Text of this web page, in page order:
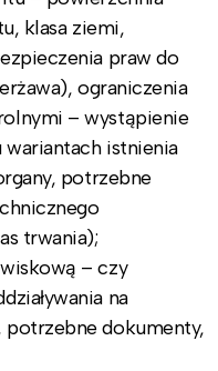
klasa ziemi,
praw do
ograniczenia
– wystąpienie
istnienia
potrzebne
trwania);
– czy
na
potrzebne dokumenty,